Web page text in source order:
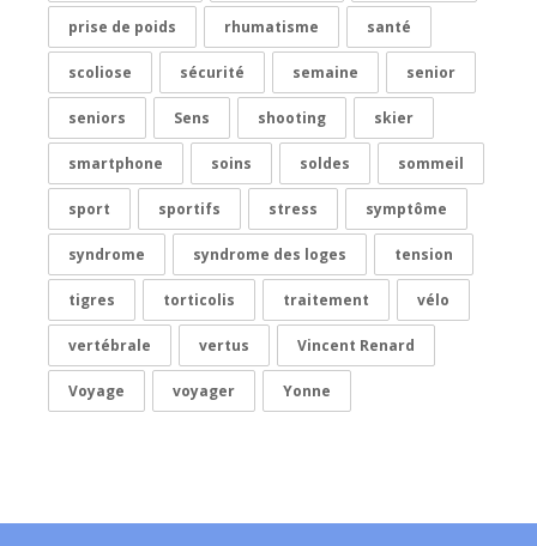
prise de poids rhumatisme santé
scoliose sécurité semaine senior
seniors Sens shooting skier
smartphone soins soldes sommeil
sport sportifs stress symptôme
syndrome syndrome des loges tension
tigres torticolis traitement vélo
vertébrale vertus Vincent Renard
Voyage voyager Yonne